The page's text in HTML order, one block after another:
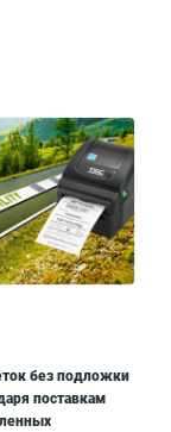
без подложки
поставкам